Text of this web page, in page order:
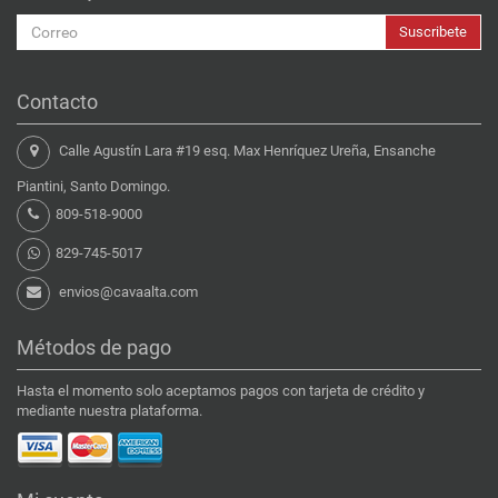
Suscribete
Contacto
Calle Agustín Lara #19 esq. Max Henríquez Ureña, Ensanche
Piantini, Santo Domingo.
809-518-9000
829-745-5017
envios@cavaalta.com
Métodos de pago
Hasta el momento solo aceptamos pagos con tarjeta de crédito y
mediante nuestra plataforma.